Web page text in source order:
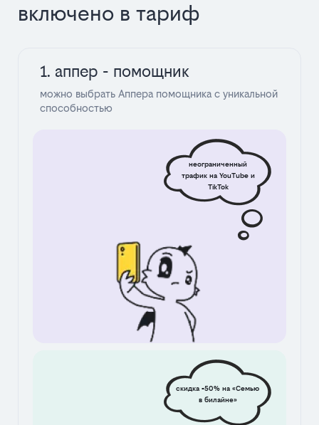
включено в тариф
1. аппер - помощник
можно выбрать Аппера помощника с уникальной
способностью
неограниченный
трафик на YouTube и
TikTok
скидка -50% на «Семью
в билайне»